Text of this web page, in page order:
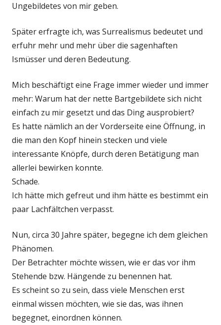
Ungebildetes von mir geben.
Später erfragte ich, was Surrealismus bedeutet und
erfuhr mehr und mehr über die sagenhaften
Ismüsser und deren Bedeutung.
Mich beschäftigt eine Frage immer wieder und immer
mehr: Warum hat der nette Bartgebildete sich nicht
einfach zu mir gesetzt und das Ding ausprobiert?
Es hatte nämlich an der Vorderseite eine Öffnung, in
die man den Kopf hinein stecken und viele
interessante Knöpfe, durch deren Betätigung man
allerlei bewirken konnte.
Schade.
Ich hätte mich gefreut und ihm hätte es bestimmt ein
paar Lachfältchen verpasst.
Nun, circa 30 Jahre später, begegne ich dem gleichen
Phänomen.
Der Betrachter möchte wissen, wie er das vor ihm
Stehende bzw. Hängende zu benennen hat.
Es scheint so zu sein, dass viele Menschen erst
einmal wissen möchten, wie sie das, was ihnen
begegnet, einordnen können.